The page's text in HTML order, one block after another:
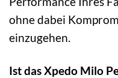
ohne dabei
einzugehen.
Ist das Xpedo Milo